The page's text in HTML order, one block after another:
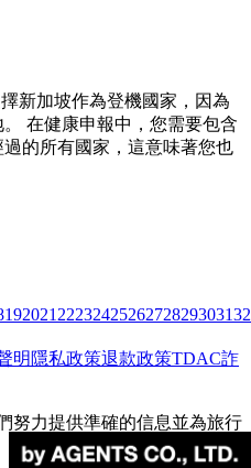
新加坡作為登機國家，因為
在健康申報中，您需要包含
的所有國家，這意味著您也
192021 2223242526272829303132
明 隱私政策退款政策TDAC詐
努力提供準確的信息並為旅行